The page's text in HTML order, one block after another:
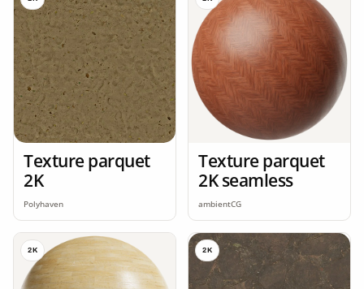
Texture parquet
2K
Polyhaven
Texture parquet
2K seamless
ambientCG
2K 2K